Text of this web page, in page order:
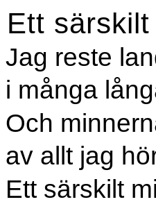
Ett
Jag reste
i många
Och
av allt jag
Ett särskilt